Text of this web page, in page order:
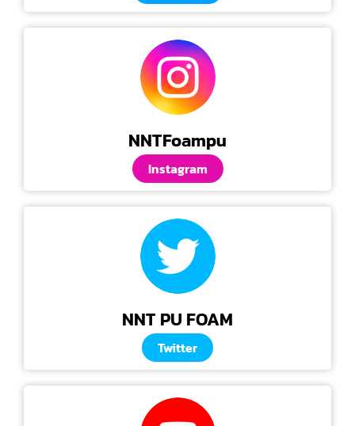
NNTFoampu
Instagram
NNT PU FOAM
Twitter